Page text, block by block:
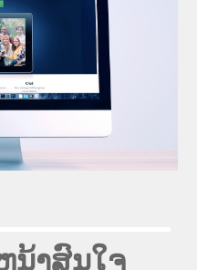
ນ້າສົນໃຈ